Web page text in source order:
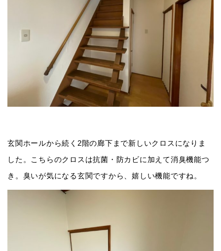
玄関ホールから続く2階の廊下まで新しいクロスになりま
した。こちらのクロスは抗菌・防カビに加えて消臭機能つ
き。臭いが気になる玄関ですから、嬉しい機能ですね。